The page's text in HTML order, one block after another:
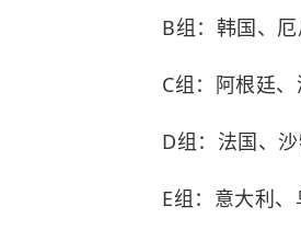
B组：韩国、
C组：阿根廷
D组：法国、
E组：意大利